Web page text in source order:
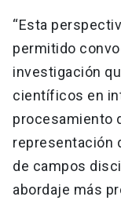
“Esta
permitido
investigación
científicos en
procesamiento
representación
de campos
abordaje más